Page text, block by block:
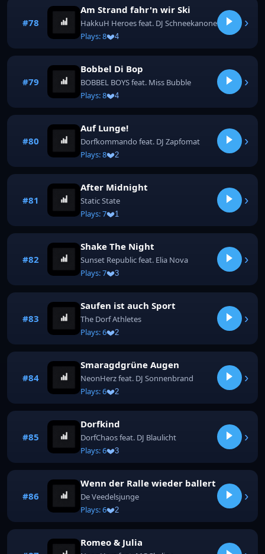
#78
Am Strand fahr'n wir Ski
HakkuH Heroes feat. DJ Schneekanone
Plays: 8
4
›
#79
Bobbel Di Bop
BOBBEL BOYS feat. Miss Bubble
Plays: 8
4
›
#80
Auf Lunge!
Dorfkommando feat. DJ Zapfomat
Plays: 8
2
›
#81
After Midnight
Static State
Plays: 7
1
›
#82
Shake The Night
Sunset Republic feat. Elia Nova
Plays: 7
3
›
#83
Saufen ist auch Sport
The Dorf Athletes
Plays: 6
2
›
#84
Smaragdgrüne Augen
NeonHerz feat. DJ Sonnenbrand
Plays: 6
2
›
#85
Dorfkind
DorfChaos feat. DJ Blaulicht
Plays: 6
3
›
#86
Wenn der Ralle wieder ballert
De Veedelsjunge
Plays: 6
2
›
Romeo & Julia